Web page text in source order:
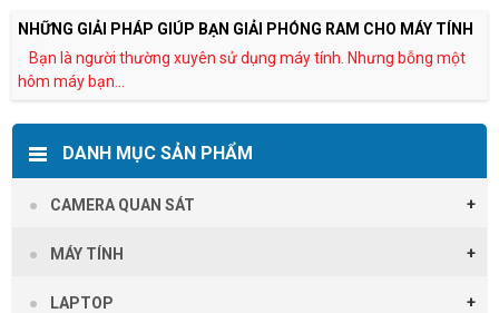
NHỮNG GIẢI PHÁP GIÚP BẠN GIẢI PHÓNG RAM CHO MÁY TÍNH
Bạn là người thường xuyên sử dụng máy tính. Nhưng bỗng một
hôm máy bạn...
DANH MỤC SẢN PHẨM
CAMERA QUAN SÁT
MÁY TÍNH
LAPTOP